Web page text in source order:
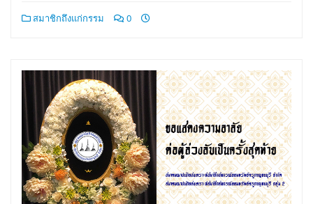
สมาชิกถึงแก่กรรม 0